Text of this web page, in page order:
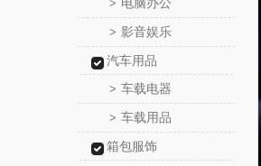
>
> 影音娱乐
汽车用品
> 车载电器
> 车载用品
箱包服饰